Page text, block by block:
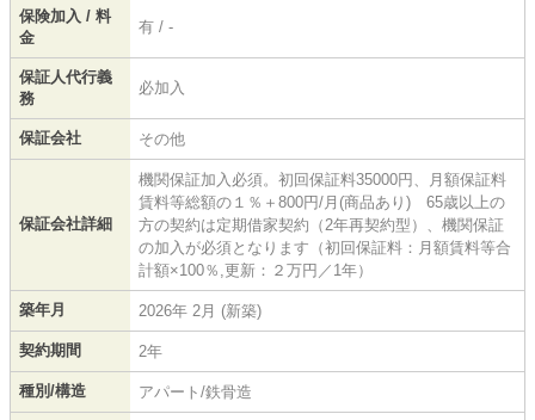
保険加入 / 料
金
有 / -
保証人代行義
務
必加入
保証会社 その他
保証会社詳細
機関保証加入必須。初回保証料35000円、月額保証料
賃料等総額の１％＋800円/月(商品あり) 65歳以上の
方の契約は定期借家契約（2年再契約型）、機関保証
の加入が必須となります（初回保証料：月額賃料等合
計額×100％,更新：２万円／1年）
築年月 2026年 2月 (新築)
契約期間 2年
種別/構造 アパート/鉄骨造